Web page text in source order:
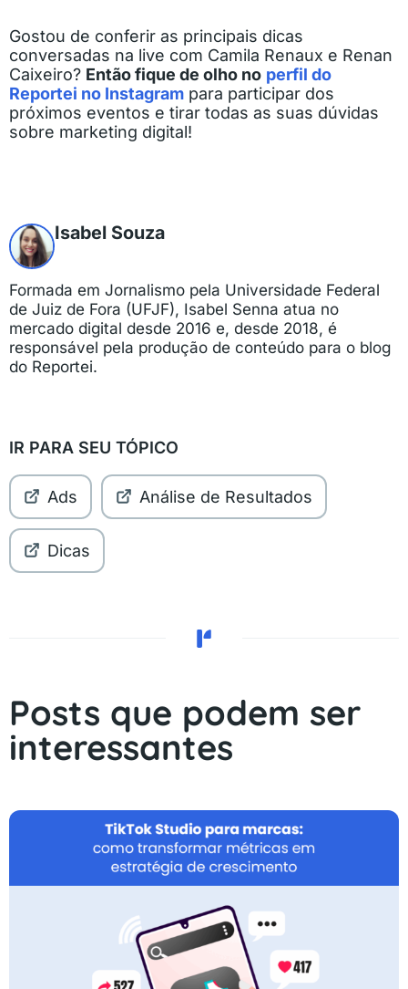
Gostou de conferir as principais dicas
conversadas na live com Camila Renaux e Renan
Caixeiro? Então fique de olho no perfil do
Reportei no Instagram para participar dos
próximos eventos e tirar todas as suas dúvidas
sobre marketing digital!
Isabel Souza
Formada em Jornalismo pela Universidade Federal
de Juiz de Fora (UFJF), Isabel Senna atua no
mercado digital desde 2016 e, desde 2018, é
responsável pela produção de conteúdo para o blog
do Reportei.
IR PARA SEU TÓPICO
Ads Análise de Resultados
Dicas
Posts que podem ser
interessantes